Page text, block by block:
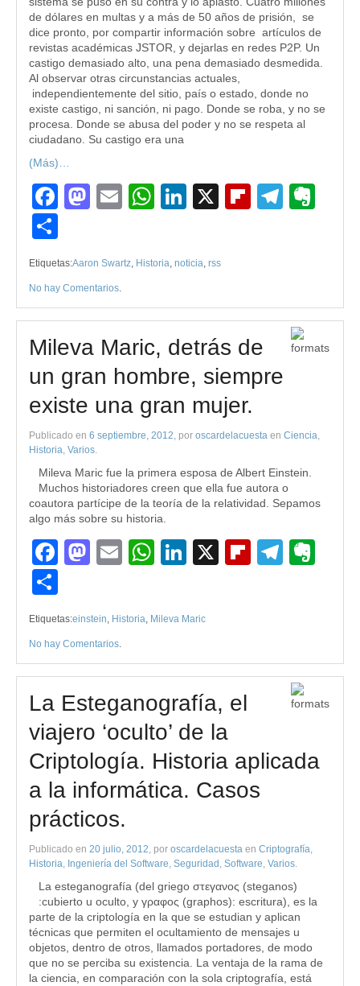
de dólares en multas y a más de 50 años de prisión, se
dice pronto, por compartir información sobre artículos de
revistas académicas JSTOR, y dejarlas en redes P2P. Un
castigo demasiado alto, una pena demasiado desmedida.
Al observar otras circunstancias actuales,
independientemente del sitio, país o estado, donde no
existe castigo, ni sanción, ni pago. Donde se roba, y no se
procesa. Donde se abusa del poder y no se respeta al
ciudadano. Su castigo era una
(Más)…
Facebook
Mastodon
EmailWhatsApp
LinkedIn
X Flipboard
Etiquetas:Aaron Swartz, Historia, noticia, rss
No hay Comentarios.
Mileva Maric, detrás de
un gran hombre, siempre
existe una gran mujer.
Publicado en 6 septiembre, 2012, por oscardelacuesta en Ciencia,
Historia, Varios.
Mileva Maric fue la primera esposa de Albert Einstein.
Muchos historiadores creen que ella fue autora o
coautora partícipe de la teoría de la relatividad. Sepamos
algo más sobre su historia.
Facebook
Mastodon
EmailWhatsApp
LinkedIn
X Flipboard
Etiquetas:einstein, Historia, Mileva Maric
No hay Comentarios.
La Esteganografía, el
viajero ‘oculto’ de la
Criptología. Historia aplicada
a la informática. Casos
prácticos.
Publicado en 20 julio, 2012, por oscardelacuesta en Criptografía,
Historia, Ingeniería del Software, Seguridad , Software, Varios.
La esteganografía (del griego στεγανος (steganos)
:cubierto u oculto, y γραφος (graphos): escritura), es la
parte de la criptología en la que se estudian y aplican
técnicas que permiten el ocultamiento de mensajes u
objetos, dentro de otros, llamados portadores, de modo
que no se perciba su existencia. La ventaja de la rama de
la ciencia, en comparación con la sola criptografía, está